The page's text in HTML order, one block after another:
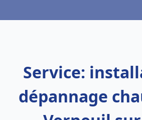
Service:
dépannage